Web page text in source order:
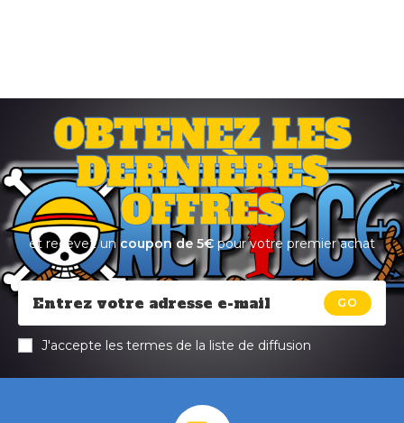
OBTENEZ LES
DERNIÈRES
OFFRES
et recevez un coupon de 5€ pour votre premier achat
GO
J'accepte les termes de la liste de diffusion